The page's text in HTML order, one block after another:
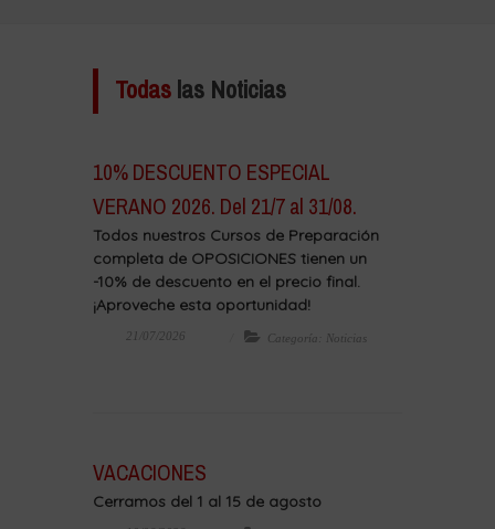
Todaslas Noticias
10% DESCUENTO ESPECIAL
VERANO 2026. Del 21/7 al 31/08.
Todos nuestros Cursos de Preparación
completa de OPOSICIONES tienen un
-10% de descuento en el precio final.
¡Aproveche esta oportunidad!
21/07/2026 Categoría: Noticias
VACACIONES
Cerramos del 1 al 15 de agosto